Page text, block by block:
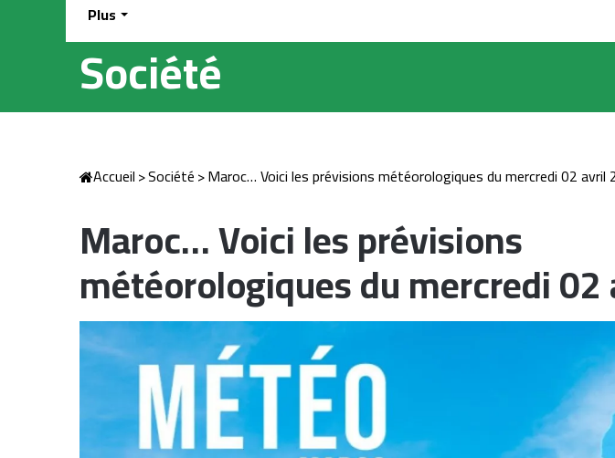
Plus
Société
Accueil>Société>Maroc… Voici les prévisions météorologiques du mercredi 02 avril
Maroc… Voici les prévisions
météorologiques du mercredi